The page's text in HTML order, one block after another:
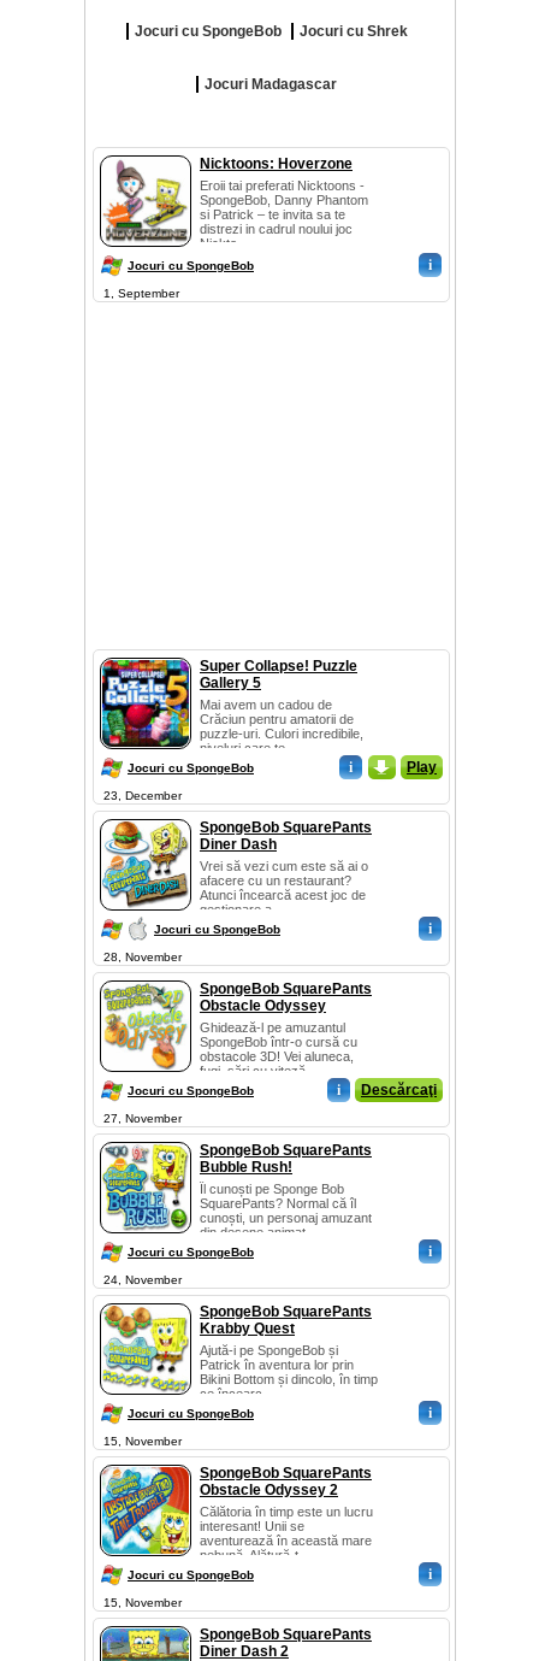
Jocuri cu SpongeBob Jocuri cu Shrek
Jocuri Madagascar
Nicktoons: Hoverzone
Eroii tai preferati Nicktoons -
SpongeBob, Danny Phantom
si Patrick – te invita sa te
distrezi in cadrul noului joc
Nickto...
Jocuri cu SpongeBob i
1, September
Super Collapse! Puzzle
Gallery 5
Mai avem un cadou de
Crăciun pentru amatorii de
puzzle-uri. Culori incredibile,
niveluri care te ...
Jocuri cu SpongeBob i _ Play
23, December
SpongeBob SquarePants
Diner Dash
Vrei să vezi cum este să ai o
afacere cu un restaurant?
Atunci încearcă acest joc de
gestionare a...
Jocuri cu SpongeBob i
28, November
SpongeBob SquarePants
Obstacle Odyssey
Ghidează-l pe amuzantul
SpongeBob într-o cursă cu
obstacole 3D! Vei aluneca,
fugi, sări cu viteză...
Jocuri cu SpongeBob i Descărcaţi
27, November
SpongeBob SquarePants
Bubble Rush!
Îl cunoști pe Sponge Bob
SquarePants? Normal că îl
cunoști, un personaj amuzant
din desene animat...
Jocuri cu SpongeBob i
24, November
SpongeBob SquarePants
Krabby Quest
Ajută-i pe SpongeBob și
Patrick în aventura lor prin
Bikini Bottom și dincolo, în timp
ce încearc...
Jocuri cu SpongeBob i
15, November
SpongeBob SquarePants
Obstacle Odyssey 2
Călătoria în timp este un lucru
interesant! Unii se
aventurează în această mare
nebună. Alătură-t...
Jocuri cu SpongeBob i
15, November
SpongeBob SquarePants
Diner Dash 2